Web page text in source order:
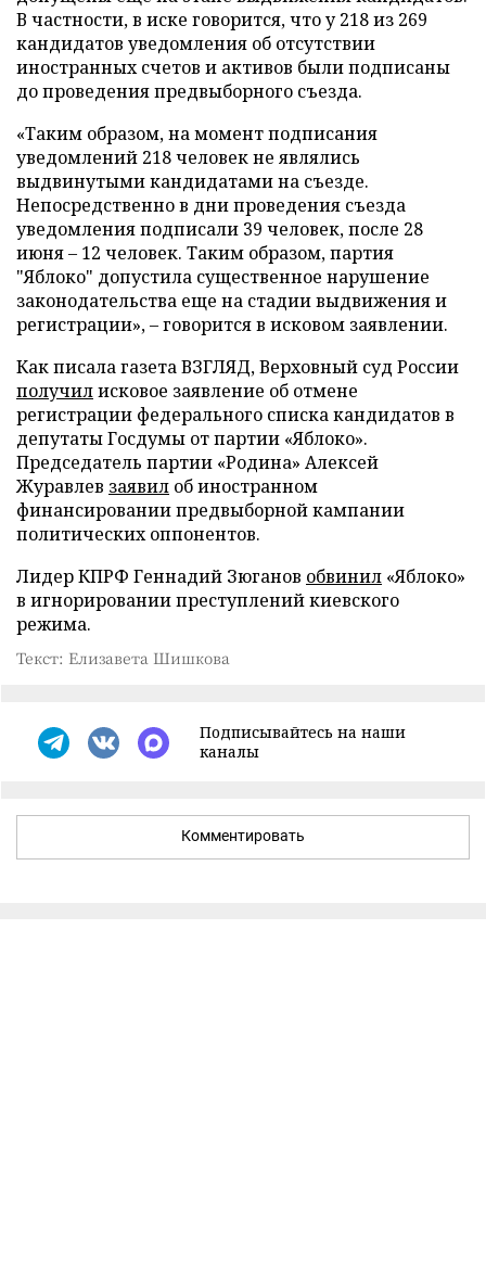
В частности, в иске говорится, что у 218 из 269
кандидатов уведомления об отсутствии
иностранных счетов и активов были подписаны
до проведения предвыборного съезда.
«Таким образом, на момент подписания
уведомлений 218 человек не являлись
выдвинутыми кандидатами на съезде.
Непосредственно в дни проведения съезда
уведомления подписали 39 человек, после 28
июня – 12 человек. Таким образом, партия
"Яблоко" допустила существенное нарушение
законодательства еще на стадии выдвижения и
регистрации», – говорится в исковом заявлении.
Как писала газета ВЗГЛЯД, Верховный суд России
получилисковое заявление об отмене
регистрации федерального списка кандидатов в
депутаты Госдумы от партии «Яблоко».
Председатель партии «Родина» Алексей
Журавлев заявил об иностранном
финансировании предвыборной кампании
политических оппонентов.
Лидер КПРФ Геннадий Зюганов обвинил «Яблоко»
в игнорировании преступлений киевского
режима.
Текст: Елизавета Шишкова
Подписывайтесь на наши
каналы
Комментировать